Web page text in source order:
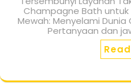
Champagne Bath untuk
Mewah: Menyelami Dunia
Pertanyaan dan